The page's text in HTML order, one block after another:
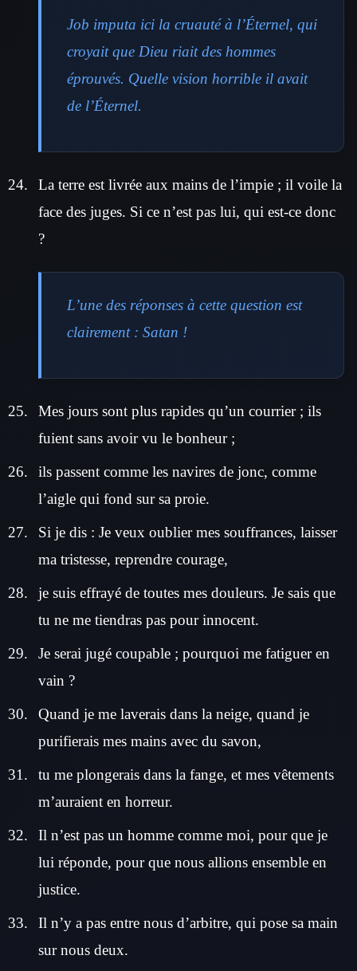
Job imputa ici la cruauté à l’Éternel, qui
croyait que Dieu riait des hommes
éprouvés. Quelle vision horrible il avait
de l’Éternel.
La terre est livrée aux mains de l’impie ; il voile la
face des juges. Si ce n’est pas lui, qui est-ce donc
?
L’une des réponses à cette question est
clairement : Satan !
Mes jours sont plus rapides qu’un courrier ; ils
fuient sans avoir vu le bonheur ;
ils passent comme les navires de jonc, comme
l’aigle qui fond sur sa proie.
Si je dis : Je veux oublier mes souffrances, laisser
ma tristesse, reprendre courage,
je suis effrayé de toutes mes douleurs. Je sais que
tu ne me tiendras pas pour innocent.
Je serai jugé coupable ; pourquoi me fatiguer en
vain ?
Quand je me laverais dans la neige, quand je
purifierais mes mains avec du savon,
tu me plongerais dans la fange, et mes vêtements
m’auraient en horreur.
Il n’est pas un homme comme moi, pour que je
lui réponde, pour que nous allions ensemble en
justice.
Il n’y a pas entre nous d’arbitre, qui pose sa main
sur nous deux.